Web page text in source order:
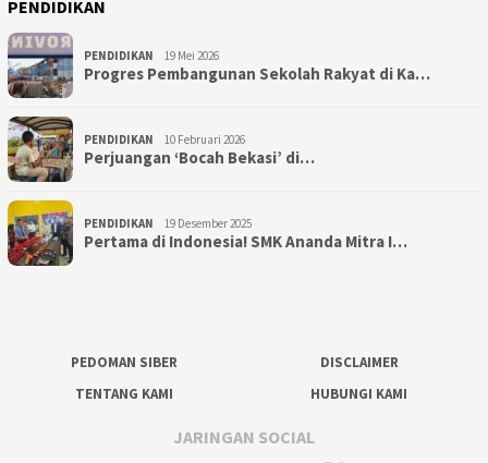
PENDIDIKAN
PENDIDIKAN 19 Mei 2026
Progres Pembangunan Sekolah Rakyat di Ka…
PENDIDIKAN 10 Februari 2026
Perjuangan ‘Bocah Bekasi’ di…
PENDIDIKAN 19 Desember 2025
Pertama di Indonesia! SMK Ananda Mitra I…
PEDOMAN SIBER
DISCLAIMER
TENTANG KAMI
HUBUNGI KAMI
JARINGAN SOCIAL